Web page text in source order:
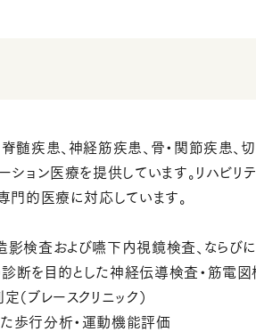
髄疾患、神経筋疾患、骨・関節疾患
ション医療を提供しています。リハビ
門的医療に対応しています。
検査および嚥下内視鏡検査、ならびに
断を目的とした神経伝導検査・筋電図
ブレースクリニック）
歩行分析・運動機能評価